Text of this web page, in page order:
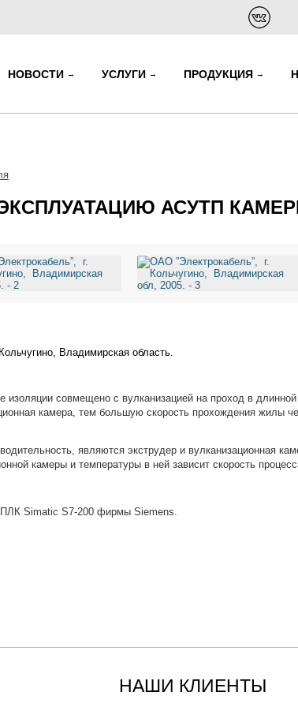
НОВОСТИ УСЛУГИ ПРОДУКЦИЯ
АСУТП
Владимирская область.
совмещено с вулканизацией на проход в
камера, тем большую скорость прохождения жилы
являются экструдер и вулканизационная
камеры и температуры в ней зависит скорость
ПЛК Simatic S7-200 фирмы Siemens.
НАШИ КЛИЕНТЫ